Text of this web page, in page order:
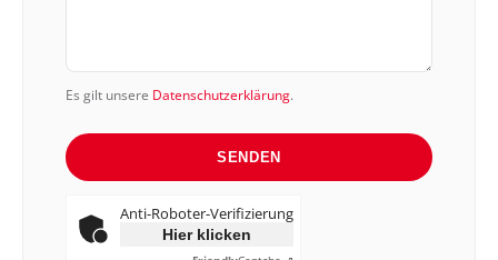
Es gilt unsere Datenschutzerklärung.
SENDEN
Anti-Roboter-Verifizierung
Hier klicken